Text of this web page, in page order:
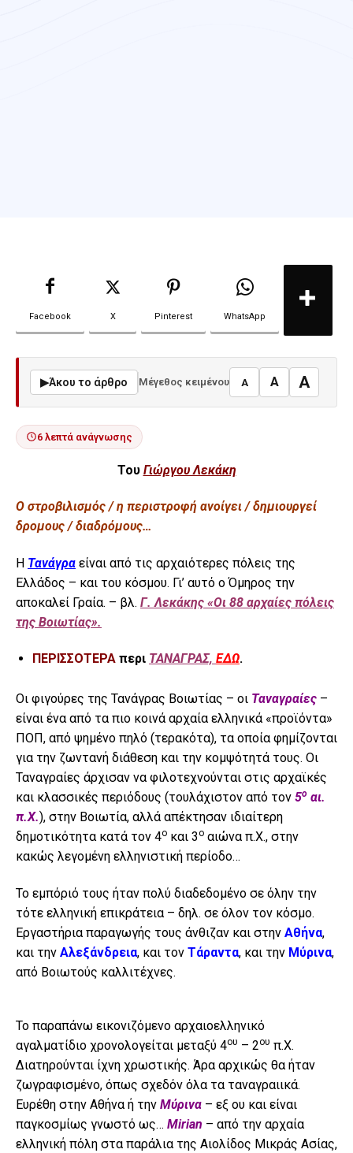
Facebook X Pinterest WhatsApp
▶Άκου το άρθρο Μέγεθος κειμένου A A A
6 λεπτά ανάγνωσης
Του Γιώργου Λεκάκη
Ο στροβιλισμός / η περιστροφή ανοίγει / δημιουργεί
δρομους / διαδρόμους…
Η Τανάγρα είναι από τις αρχαιότερες πόλεις της
Ελλάδος – και του κόσμου. Γι’ αυτό ο Όμηρος την
αποκαλεί Γραία. – βλ. Γ. Λεκάκης «Οι 88 αρχαίες πόλεις
της Βοιωτίας».
ΠΕΡΙΣΣΟΤΕΡΑ περι ΤΑΝΑΓΡΑΣ, ΕΔΩ.
Οι φιγούρες της Τανάγρας Βοιωτίας – οι Ταναγραίες –
είναι ένα από τα πιο κοινά αρχαία ελληνικά «προϊόντα»
ΠΟΠ, από ψημένο πηλό (τερακότα), τα οποία φημίζονται
για την ζωντανή διάθεση και την κομψότητά τους. Οι
Ταναγραίες άρχισαν να φιλοτεχνούνται στις αρχαϊκές
και κλασσικές περιόδους (τουλάχιστον από τον 5ο αι.
π.Χ.), στην Βοιωτία, αλλά απέκτησαν ιδιαίτερη
δημοτικότητα κατά τον 4ο και 3ο αιώνα π.Χ., στην
κακώς λεγομένη ελληνιστική περίοδο…
Το εμπόριό τους ήταν πολύ διαδεδομένο σε όλην την
τότε ελληνική επικράτεια – δηλ. σε όλον τον κόσμο.
Εργαστήρια παραγωγής τους άνθιζαν και στην Αθήνα,
και την Αλεξάνδρεια, και τον Τάραντα, και την Μύρινα,
από Βοιωτούς καλλιτέχνες.
Το παραπάνω εικονιζόμενο αρχαιοελληνικό
αγαλματίδιο χρονολογείται μεταξύ 4ου – 2ου π.Χ.
Διατηρούνται ίχνη χρωστικής. Άρα αρχικώς θα ήταν
ζωγραφισμένο, όπως σχεδόν όλα τα ταναγραιικά.
Ευρέθη στην Αθήνα ή την Μύρινα – εξ ου και είναι
παγκοσμίως γνωστό ως… Mirian – από την αρχαία
ελληνική πόλη στα παράλια της Αιολίδος Μικράς Ασίας,